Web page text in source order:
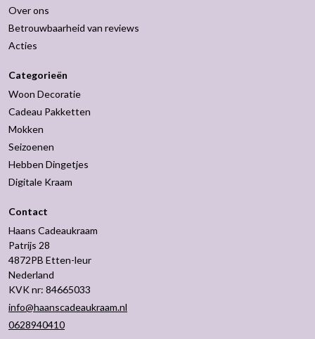
Over ons
Betrouwbaarheid van reviews
Acties
Categorieën
Woon Decoratie
Cadeau Pakketten
Mokken
Seizoenen
Hebben Dingetjes
Digitale Kraam
Contact
Haans Cadeaukraam
Patrijs 28
4872PB Etten-leur
Nederland
KVK nr: 84665033
info@haanscadeaukraam.nl
0628940410